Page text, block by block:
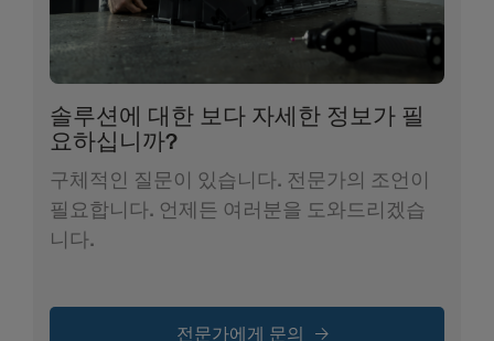
솔루션에 대한 보다 자세한 정보가 필
요하십니까?
구체적인 질문이 있습니다. 전문가의 조언이
필요합니다. 언제든 여러분을 도와드리겠습
니다.
전문가에게 문의